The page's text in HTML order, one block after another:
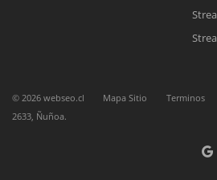
© 2026 webseo.cl Mapa Sitio Terminos
2633, Ñuñoa.